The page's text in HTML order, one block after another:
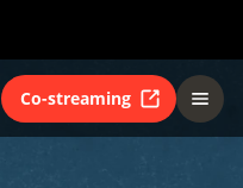
Co-streaming